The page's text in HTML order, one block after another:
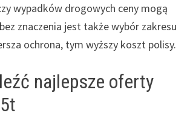
wypadków drogowych ceny mogą
znaczenia jest także wybór zakresu
ochrona, tym wyższy koszt polisy.
najlepsze oferty